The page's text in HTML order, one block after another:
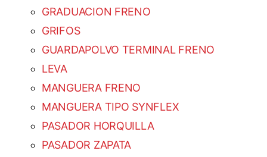
GRADUACION FRENO
GRIFOS
GUARDAPOLVO TERMINAL FRENO
LEVA
MANGUERA FRENO
MANGUERA TIPO SYNFLEX
PASADOR HORQUILLA
PASADOR ZAPATA